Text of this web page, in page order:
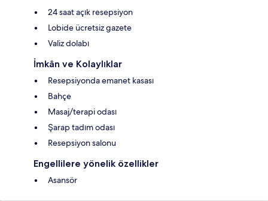
24 saat açık resepsiyon
Lobide ücretsiz gazete
Valiz dolabı
İmkân ve Kolaylıklar
Resepsiyonda emanet kasası
Bahçe
Masaj/terapi odası
Şarap tadım odası
Resepsiyon salonu
Engellilere yönelik özellikler
Asansör